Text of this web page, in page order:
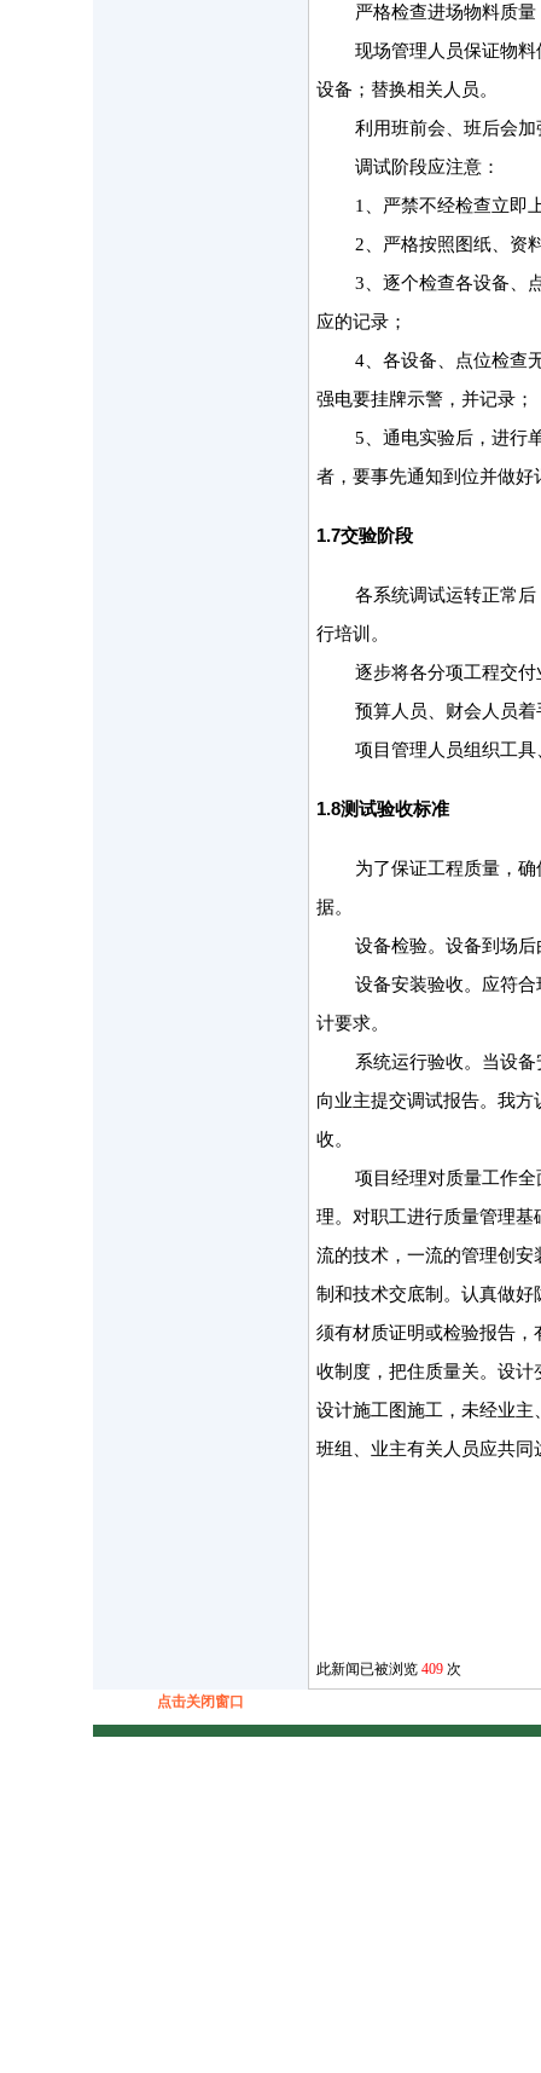
严格检查进场物料质
现场管理人员保证物
设备；替换相关人员。
利用班前会、班后会
调试阶段应注意：
1、严禁不经检查立即
2、严格按照图纸、资
3、逐个检查各设备、
应的记录；
4、各设备、点位检查
强电要挂牌示警，并记录；
5、通电实验后，进行
者，要事先通知到位并做好
1.7交验阶段
各系统调试运转正常
行培训。
逐步将各分项工程交
预算人员、财会人员
项目管理人员组织工
1.8测试验收标准
为了保证工程质量，
据。
设备检验。设备到场
设备安装验收。应符
计要求。
系统运行验收。当设
向业主提交调试报告。我
收。
项目经理对质量工作
理。对职工进行质量管理
流的技术，一流的管理创
制和技术交底制。认真做
须有材质证明或检验报告
收制度，把住质量关。设
设计施工图施工，未经业
班组、业主有关人员应共
此新闻已被浏览 409次
点击关闭窗口